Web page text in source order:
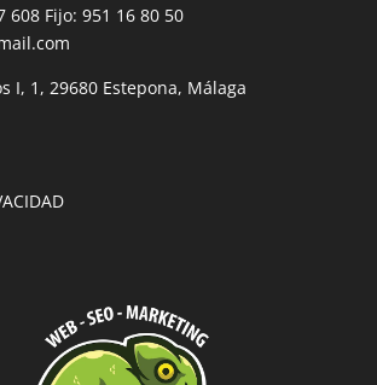
608 Fijo: 951 16 80 50
I, 1, 29680 Estepona, Málaga